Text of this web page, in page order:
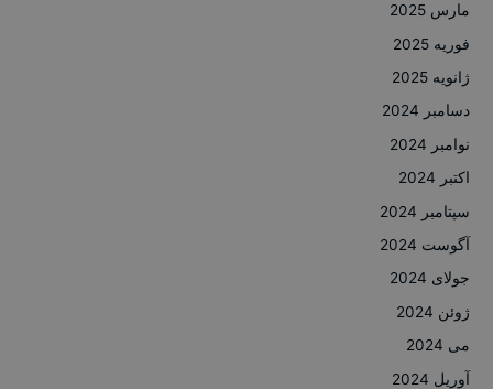
مارس 2025
فوریه 2025
ژانویه 2025
دسامبر 2024
نوامبر 2024
اکتبر 2024
سپتامبر 2024
آگوست 2024
جولای 2024
ژوئن 2024
می 2024
آوریل 2024